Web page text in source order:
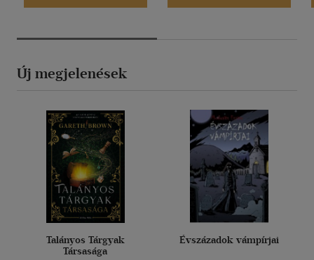
Új megjelenések
Talányos Tárgyak
Társasága
Évszázadok vámpírjai